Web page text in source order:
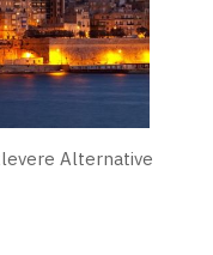
Alternative